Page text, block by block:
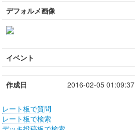
デフォルメ画像
イベント
作成日 2016-02-05 01:09:37
レート板で質問
レート板で検索